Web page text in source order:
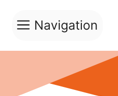
Navigation